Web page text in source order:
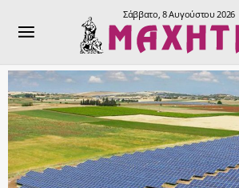
Σάββατο, 8 Αυγούστου 2026